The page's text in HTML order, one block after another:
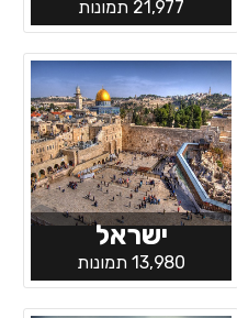
21,977 תמונות
ישראל
13,980 תמונות